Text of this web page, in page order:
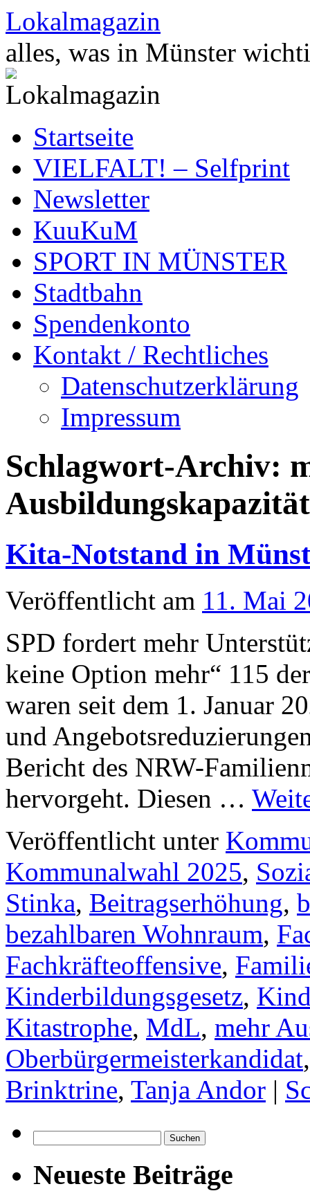
Zum
Inhalt
springen
Lokalmagazin
alles, was in Münster
Startseite
VIELFALT! – Selfprint
Newsletter
KuuKuM
SPORT IN MÜNSTER
Stadtbahn
Spendenkonto
Kontakt / Rechtliches
Datenschutzerklärung
Impressum
Schlagwort-Archiv:
Kita-Notstand in
Veröffentlicht am 11. Mai
SPD fordert mehr
keine Option mehr“ 115
waren seit dem 1. Januar
und
Bericht des NRW-
hervorgeht. Diesen …
Veröffentlicht unter
Kommunalwahl 2025,
Stinka, Beitragserhöhung,
bezahlbaren Wohnraum,
Fachkräfteoffensive,
Kinderbildungsgesetz,
Kitastrophe, MdL, mehr
Oberbürgermeisterkandidat
Brinktrine, Tanja Andor |
nach:
Neueste Beiträge